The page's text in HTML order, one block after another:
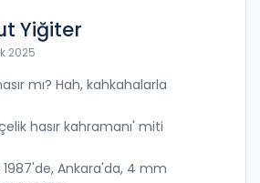
Yiğiter
2025
mı? Hah, kahkahalarla
hasır kahramanı' miti
Ankara'da, 4 mm